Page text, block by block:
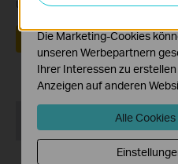
Ja Nein
Recommend
Die Marketing-Cookies
unseren Werbepartnern
Ihrer Interessen zu
Anzeigen auf anderen
Alle